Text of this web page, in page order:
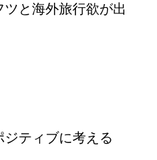
と海外旅行欲が出
ティブに考える